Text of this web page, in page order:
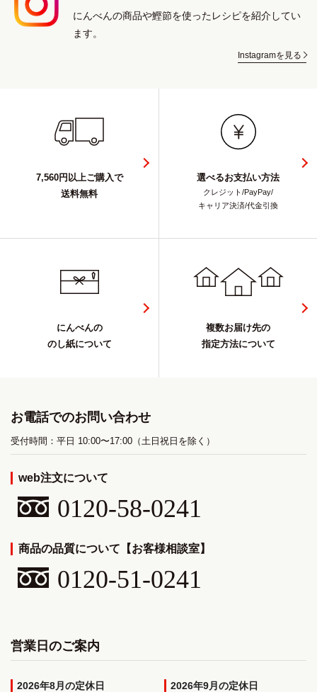
にんべんの商品や鰹節を使ったレシピを紹介してい
ます。
Instagramを見る
7,560円以上ご購入で
送料無料
選べるお支払い方法
クレジット/PayPay/
キャリア決済/代金引換
にんべんの
のし紙について
複数お届け先の
指定方法について
お電話でのお問い合わせ
受付時間：平日 10:00〜17:00（土日祝日を除く）
web注文について
0120-58-0241
商品の品質について【お客様相談室】
0120-51-0241
営業日のご案内
2026年8月 2026年9月